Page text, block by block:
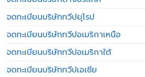
จดทะเบียนบริษัททวีปยุโรป
จดทะเบียนบริษัททวีปอเมริกาเหนือ
จดทะเบียนบริษัททวีปอเมริกาใต้
จดทะเบียนบริษัททวีปเอเชีย